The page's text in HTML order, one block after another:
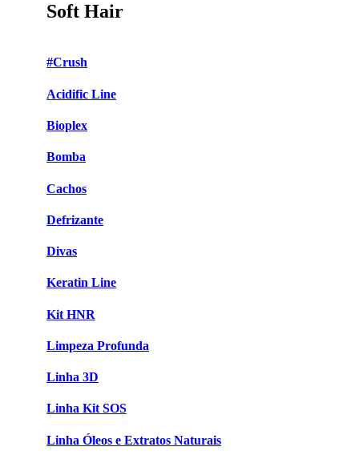
Soft Hair
#Crush
Acidific Line
Bioplex
Bomba
Cachos
Defrizante
Divas
Keratin Line
Kit HNR
Limpeza Profunda
Linha 3D
Linha Kit SOS
Linha Óleos e Extratos Naturais